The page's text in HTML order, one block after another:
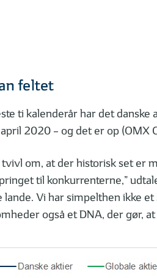
feltet
ti kalenderår har det
2020 – og det er op (OMX
tvivl om, at der historisk set er
til konkurrenterne,”
lande. Vi har simpelthen ikke
også et DNA, der gør,